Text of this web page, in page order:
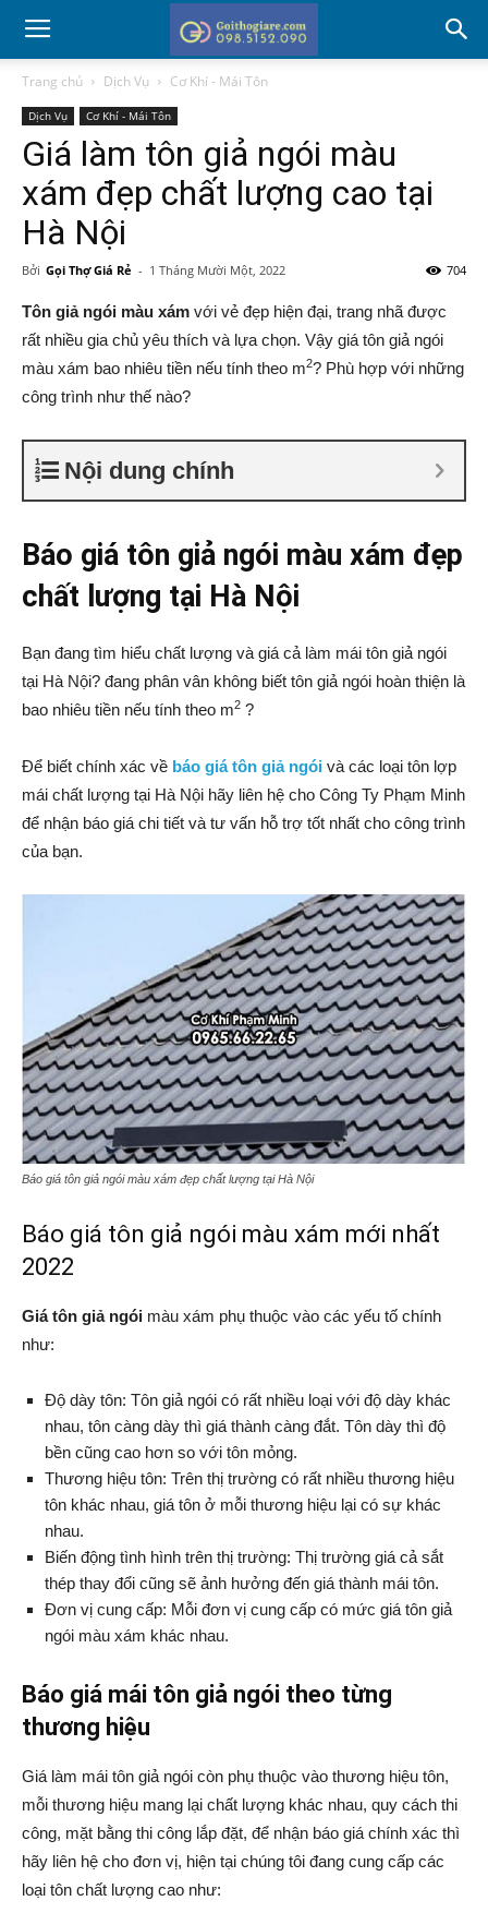
Trang chủ Dịch Vụ Cơ Khí - Mái Tôn
Dịch Vụ Cơ Khí - Mái Tôn
Giá làm tôn giả ngói màu
xám đẹp chất lượng cao tại
Hà Nội
Bởi Gọi Thợ Giá Rẻ - 1 Tháng Mười Một, 2022 704
Tôn giả ngói màu xám với vẻ đẹp hiện đại, trang nhã được
rất nhiều gia chủ yêu thích và lựa chọn. Vậy giá tôn giả ngói
màu xám bao nhiêu tiền nếu tính theo m2? Phù hợp với những
công trình như thế nào?
Nội dung chính
Báo giá tôn giả ngói màu xám đẹp
chất lượng tại Hà Nội
Bạn đang tìm hiểu chất lượng và giá cả làm mái tôn giả ngói
tại Hà Nội? đang phân vân không biết tôn giả ngói hoàn thiện là
bao nhiêu tiền nếu tính theo m2 ?
Để biết chính xác về báo giá tôn giả ngói và các loại tôn lợp
mái chất lượng tại Hà Nội hãy liên hệ cho Công Ty Phạm Minh
để nhận báo giá chi tiết và tư vấn hỗ trợ tốt nhất cho công trình
của bạn.
Báo giá tôn giả ngói màu xám đẹp chất lượng tại Hà Nội
Báo giá tôn giả ngói màu xám mới nhất
2022
Giá tôn giả ngói màu xám phụ thuộc vào các yếu tố chính
như:
Độ dày tôn: Tôn giả ngói có rất nhiều loại với độ dày khác
nhau, tôn càng dày thì giá thành càng đắt. Tôn dày thì độ
bền cũng cao hơn so với tôn mỏng.
Thương hiệu tôn: Trên thị trường có rất nhiều thương hiệu
tôn khác nhau, giá tôn ở mỗi thương hiệu lại có sự khác
nhau.
Biến động tình hình trên thị trường: Thị trường giá cả sắt
thép thay đổi cũng sẽ ảnh hưởng đến giá thành mái tôn.
Đơn vị cung cấp: Mỗi đơn vị cung cấp có mức giá tôn giả
ngói màu xám khác nhau.
Báo giá mái tôn giả ngói theo từng
thương hiệu
Giá làm mái tôn giả ngói còn phụ thuộc vào thương hiệu tôn,
mỗi thương hiệu mang lại chất lượng khác nhau, quy cách thi
công, mặt bằng thi công lắp đặt, để nhận báo giá chính xác thì
hãy liên hệ cho đơn vị, hiện tại chúng tôi đang cung cấp các
loại tôn chất lượng cao như: